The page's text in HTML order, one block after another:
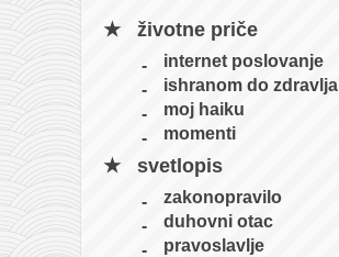
životne priče
internet poslovanje
ishranom do zdravlja
moj haiku
momenti
svetlopis
zakonopravilo
duhovni otac
pravoslavlje